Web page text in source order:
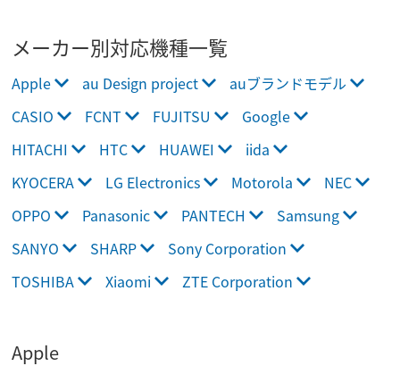
メーカー別対応機種一覧
Apple au Design project
auブランドモデル
CASIO
FCNT FUJITSU
Google
HITACHI
HTC HUAWEI
iida
KYOCERA
LG Electronics Motorola
NEC
OPPO
Panasonic PANTECH
Samsung
SANYO
SHARP
Sony Corporation
TOSHIBA
Xiaomi ZTE Corporation
Apple